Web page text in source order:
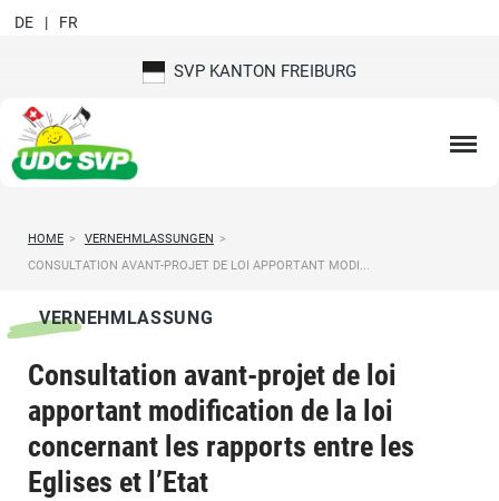
SVP KANTON FREIBURG
DE FR
HOME > VERNEHMLASSUNGEN >
CONSULTATION AVANT-PROJET DE LOI APPORTANT MODI...
VERNEHMLASSUNG
Consultation avant-projet de loi
apportant modification de la loi
concernant les rapports entre les
Eglises et l’Etat